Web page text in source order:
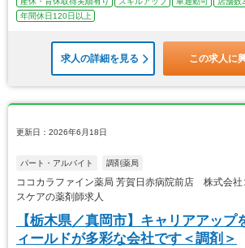
年間休日120日以上
求人の詳細を見る この求人に
更新日：2026年6月18日
パート・アルバイト 調剤薬局
ココカラファイン薬局 芳賀日赤病院前店 株式会社
スケアの薬剤師求人
【栃木県／真岡市】キャリアアップ
ィールドが多彩な会社です＜調剤＞